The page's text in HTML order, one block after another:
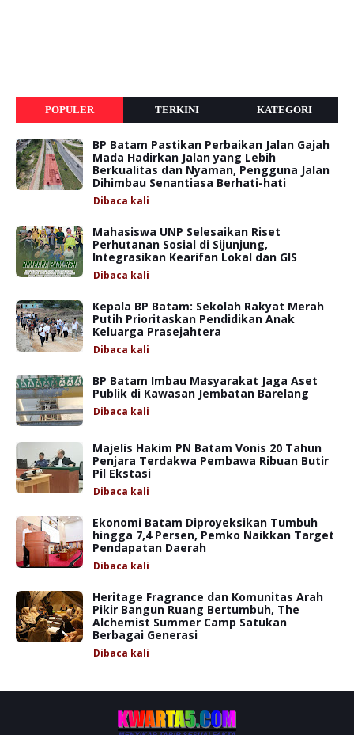
POPULER TERKINI KATEGORI
BP Batam Pastikan Perbaikan Jalan Gajah
Mada Hadirkan Jalan yang Lebih
Berkualitas dan Nyaman, Pengguna Jalan
Dihimbau Senantiasa Berhati-hati
Dibaca kali
Mahasiswa UNP Selesaikan Riset
Perhutanan Sosial di Sijunjung,
Integrasikan Kearifan Lokal dan GIS
Dibaca kali
Kepala BP Batam: Sekolah Rakyat Merah
Putih Prioritaskan Pendidikan Anak
Keluarga Prasejahtera
Dibaca kali
BP Batam Imbau Masyarakat Jaga Aset
Publik di Kawasan Jembatan Barelang
Dibaca kali
Majelis Hakim PN Batam Vonis 20 Tahun
Penjara Terdakwa Pembawa Ribuan Butir
Pil Ekstasi
Dibaca kali
Ekonomi Batam Diproyeksikan Tumbuh
hingga 7,4 Persen, Pemko Naikkan Target
Pendapatan Daerah
Dibaca kali
Heritage Fragrance dan Komunitas Arah
Pikir Bangun Ruang Bertumbuh, The
Alchemist Summer Camp Satukan
Berbagai Generasi
Dibaca kali